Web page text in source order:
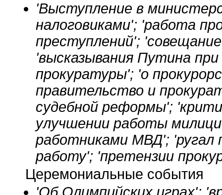
'Выступление в
налоговиками'; 'работа
преступлений';
'высказывания Путина
прокуратуры'; 'о
правительство и
судебной реформы';
улучшении работы
работниками МВД'; 'ругал
работу'; 'претензии
Церемониальные события